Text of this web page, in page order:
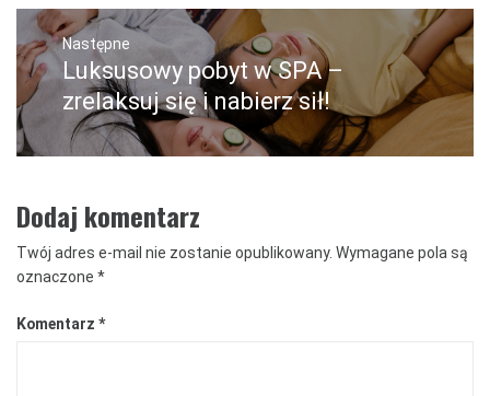
Następne
Następny
post:
Luksusowy pobyt w SPA –
zrelaksuj się i nabierz sił!
Dodaj komentarz
Twój adres e-mail nie zostanie opublikowany. Wymagane pola są
oznaczone *
Komentarz *